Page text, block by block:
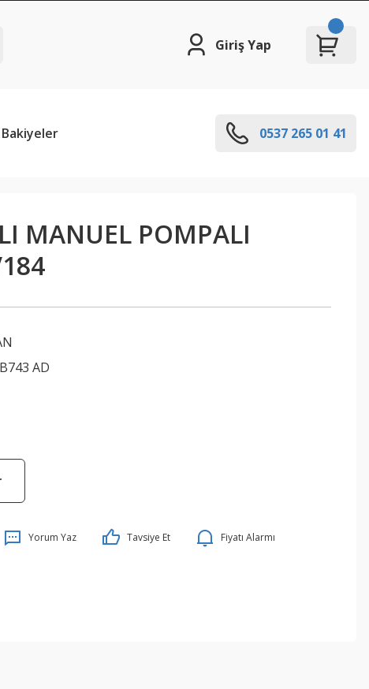
Giriş Yap
0537 265 01 41
MANUEL POMPALI
AD
Yorum Yaz Tavsiye Et Fiyatı Alarmı